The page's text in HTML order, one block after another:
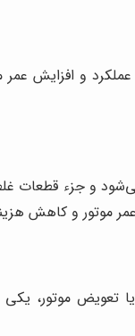
و افزایش
می‌شود و جزء
عمر موتور و کاهش
موتور، یکی